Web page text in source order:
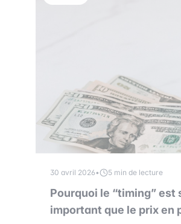
30 avril 2026• 5 min de lecture
Pourquoi le “timing” est
important que le prix en